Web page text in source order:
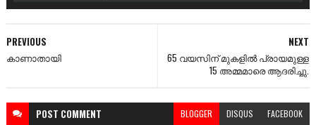
NEXT
65 വയസിന് മുകളിൽ പ്രായമുള്ള
15 അമ്മമാരെ ആദരിച്ചു.
PREVIOUS
കാണാതായി
POST COMMENT BLOGGER DISQUS FACEBOOK